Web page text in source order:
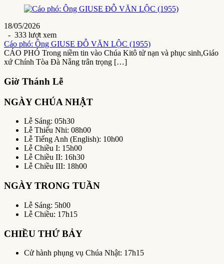
18/05/2026
- 333 lượt xem
Cáo phó: Ông GIUSE ĐỖ VĂN LỘC (1955)
CÁO PHÓ Trong niềm tin vào Chúa Kitô tử nạn và phục sinh,Giáo
xứ Chính Tòa Đà Nẵng trân trọng […]
Giờ Thánh Lễ
NGÀY CHÚA NHẬT
Lễ Sáng: 05h30
Lễ Thiếu Nhi: 08h00
Lễ Tiếng Anh (English): 10h00
Lễ Chiều I: 15h00
Lễ Chiều II: 16h30
Lễ Chiều III: 18h00
NGÀY TRONG TUẦN
Lễ Sáng: 5h00
Lễ Chiều: 17h15
CHIỀU THỨ BẢY
Cử hành phụng vụ Chúa Nhật: 17h15